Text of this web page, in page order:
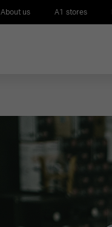
About us A1 stores